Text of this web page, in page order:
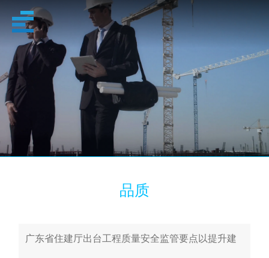
品质
品质
广东省住建厅出台工程质量安全监管要点以提升建